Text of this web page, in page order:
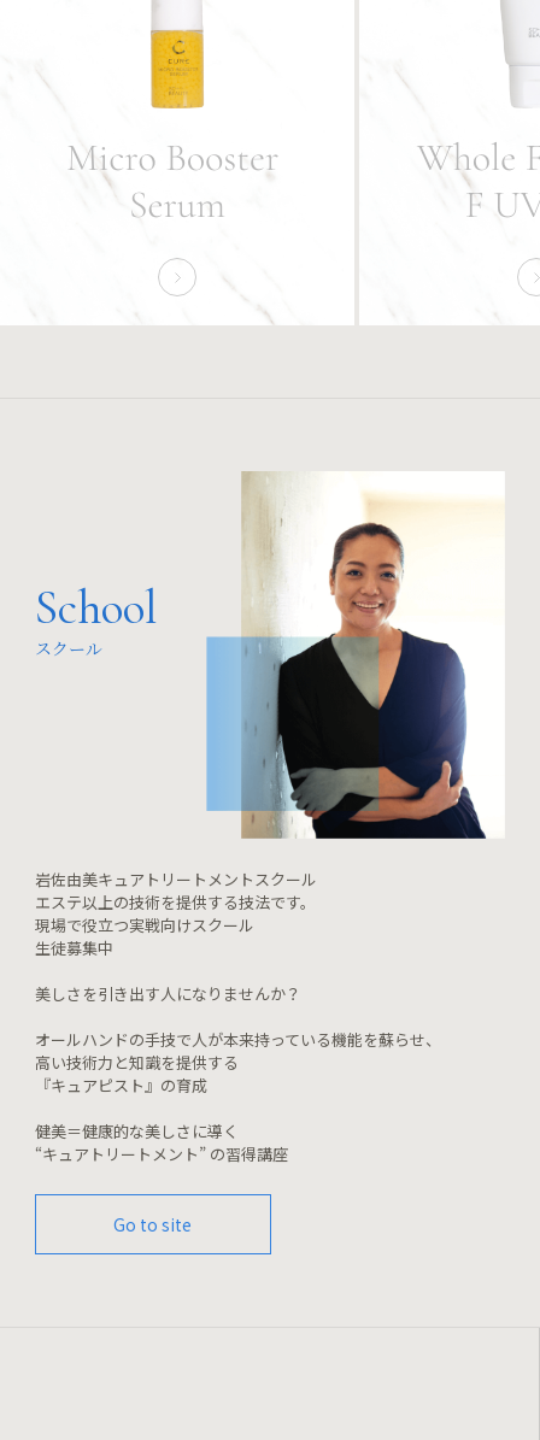
School
スクール
岩佐由美キュアトリートメントスクール
エステ以上の技術を提供する技法です。
現場で役立つ実戦向けスクール
生徒募集中
美しさを引き出す人になりませんか？
オールハンドの手技で人が本来持っている機能を蘇らせ、
高い技術力と知識を提供する
『キュアピスト』の育成
健美＝健康的な美しさに導く
“キュアトリートメント” の習得講座
Go to site